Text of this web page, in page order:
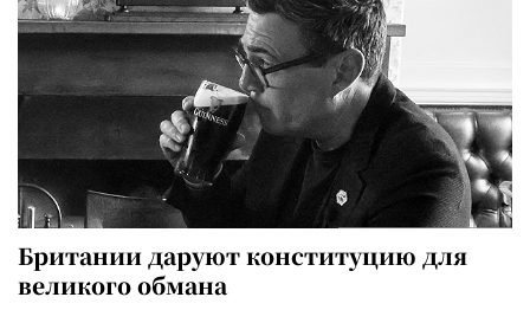
Британии даруют конституцию для
великого обмана